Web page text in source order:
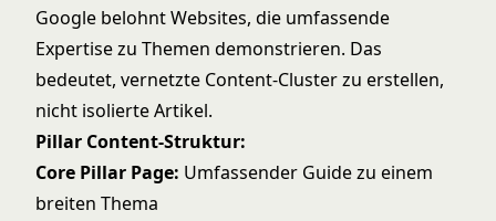
Google belohnt Websites, die umfassende
Expertise zu Themen demonstrieren. Das
bedeutet, vernetzte Content-Cluster zu erstellen,
nicht isolierte Artikel.
Pillar Content-Struktur:
Core Pillar Page: Umfassender Guide zu einem
breiten Thema